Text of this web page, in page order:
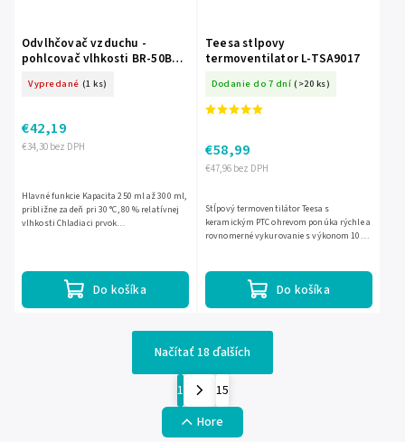
Odvlhčovač vzduchu -
pohlcovač vlhkosti BR-50B
Vypredané (1 ks)
€34,30 bez DPH
€42,19
Do košíka
Hlavné funkcie Kapacita 250 ml až 300 ml,
približne za deň pri 30 °C, 80 % relatívnej
vlhkosti Chladiaci prvok
Teesa stlpovy
termoventilator L-TSA9017
Dodanie do 7 dní (>20 ks)
€47,96 bez DPH
€58,99
Do košíka
Stĺpový termoventilátor Teesa s
keramickým PTC ohrevom ponúka rýchle a
rovnomerné vykurovanie s výkonom 1000
Načítať 18 ďalších
1
15
Hore